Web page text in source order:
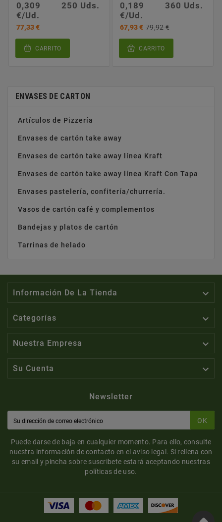
0,309
€/Ud.
250 Uds.
77,33 €
CARRITO
0,189
€/Ud.
360 Uds.
67,93 € 79,92 €
CARRITO
ENVASES DE CARTON
Artículos de Pizzería
Envases de cartón take away
Envases de cartón take away línea Kraft
Envases de cartón take away línea Kraft Con Tapa
Envases pastelería, confitería/churrería.
Vasos de cartón café y complementos
Bandejas y platos de cartón
Tarrinas de helado
Información De La Tienda 
Categorías 
Nuestra Empresa 
Su Cuenta 
Newsletter
OK
Puede darse de baja en cualquier momento. Para ello, consulte
nuestra información de contacto en el aviso legal. Si rellena con
su email y pincha sobre suscribete estará aceptando nuestras
políticas de uso.